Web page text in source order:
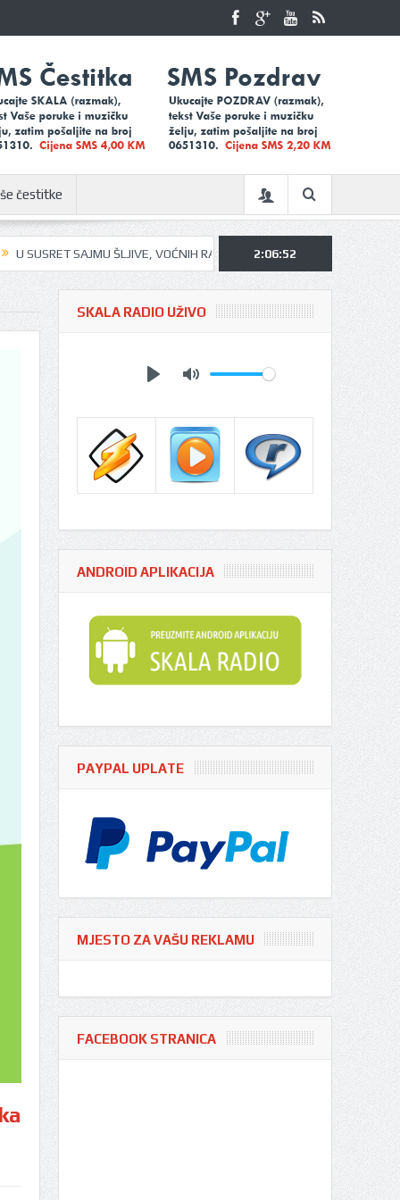
čestitke
SAJMU ŠLJIVE, VOĆNIH RAKIJA I MEDA U UGLJEVIKU…
2:06:53
SKALA RADIO UŽIVO
ANDROID APLIKACIJA
PAYPAL UPLATE
MJESTO ZA VAŠU REKLAMU
FACEBOOK STRANICA